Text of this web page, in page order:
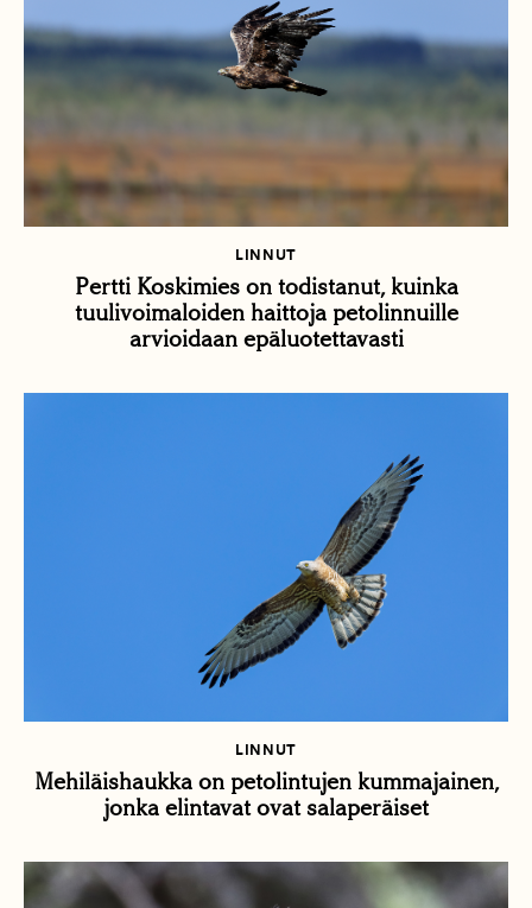
LINNUT
Pertti Koskimies on todistanut, kuinka
tuulivoimaloiden haittoja petolinnuille
arvioidaan epäluotettavasti
LINNUT
Mehiläishaukka on petolintujen kummajainen,
jonka elintavat ovat salaperäiset